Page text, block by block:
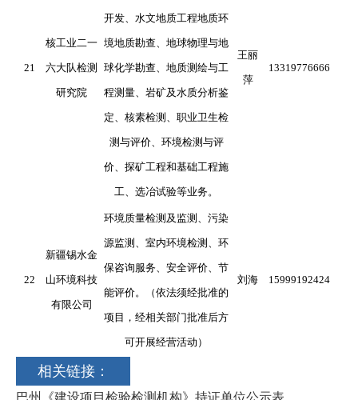
21
核工业二一
六大队检测
研究院
开发、水文地质工程地质环
境地质勘查、地球物理与地
球化学勘查、地质测绘与工
程测量、岩矿及水质分析鉴
定、核素检测、职业卫生检
测与评价、环境检测与评
价、探矿工程和基础工程施
工、选冶试验等业务。
王丽
萍
13319776666
22
新疆锡水金
山环境科技
有限公司
环境质量检测及监测、污染
源监测、室内环境检测、环
保咨询服务、安全评价、节
能评价。（依法须经批准的
项目，经相关部门批准后方
可开展经营活动）
刘海 15999192424
相关链接：
巴州《建设项目检验检测机构》持证单位公示表